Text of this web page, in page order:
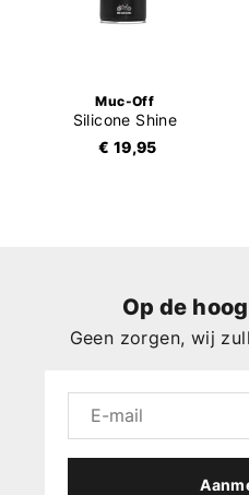
Muc-Off
Silicone Shine
€ 19,95
Op de
Geen zorgen, wij